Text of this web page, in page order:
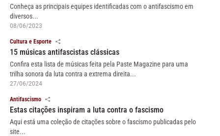
Conheça as principais equipes identificadas com o antifascismo em
diversos...
08/06/2023
Cultura e Esporte
15 músicas antifascistas clássicas
Confira esta lista de músicas feita pela Paste Magazine para uma
trilha sonora da luta contra a extrema direita...
27/06/2024
Antifascismo
Estas citações inspiram a luta contra o fascismo
Aqui está uma coleção de citações sobre o fascismo publicadas pelo
site...